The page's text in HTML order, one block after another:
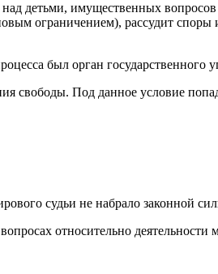
детьми, имущественных
ограничением), рассудит споры
был орган государственного
свободы. Под данное условие
судьи не набрало законной
относительно деятельности